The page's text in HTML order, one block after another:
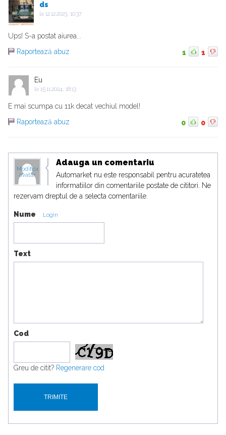
ds
la 12.12.2023, 10:37
Ups! S-a postat aiurea...
Raportează abuz
1 1
Eu
la 15.11.2024, 18:13
E mai scumpa cu 11k decat vechiul model!
Raportează abuz
0 0
Modifica
avatar
Adauga un comentariu
Automarket nu este responsabil pentru acuratetea
informatiilor din comentariile postate de cititori. Ne
rezervam dreptul de a selecta comentariile.
Nume Login
Text
Cod
Greu de citit? Regenerare cod